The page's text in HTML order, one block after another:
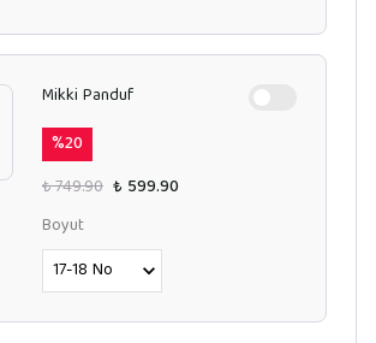
Mikki Panduf
%20
₺ 749.90 ₺ 599.90
Boyut